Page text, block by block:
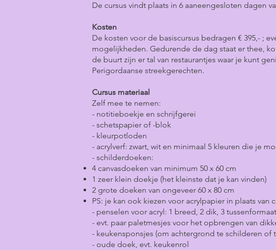
De cursus vindt plaats in 6 aaneengesloten dagen
Kosten
De kosten voor de basiscursus bedragen € 395,- ;
mogelijkheden. Gedurende de dag staat er thee,
de buurt zijn er tal van restaurantjes waar je kunt
Perigordaanse streekgerechten.
Cursus materiaal
Zelf mee te nemen:
​- notitieboekje en schrijfgerei
- schetspapier of -blok
- kleurpotloden
- acrylverf: zwart, wit en minimaal 5 kleuren die je
- schilderdoeken:
4 canvasdoeken van minimum 50 x 60 cm
1 zeer klein doekje (het kleinste dat je kan vinden)
2 grote doeken van ongeveer 60 x 80 cm
PS: je kan ook kiezen voor acrylpapier in plaats
- penselen voor acryl: 1 breed, 2 dik, 3
- evt. paar paletmesjes voor het opbrengen van
- keukensponsjes (om achtergrond te schilderen of
- oude doek, evt. keukenrol